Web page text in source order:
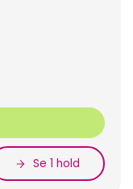
Se 1 hold